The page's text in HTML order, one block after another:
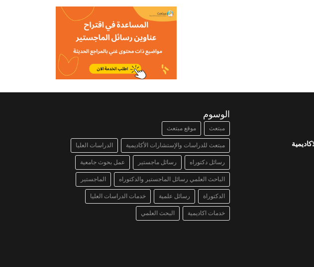
الوسوم
مبتعث موقع مبتعث
مبتعث للدراسات والإستشارات الأكاديمية الدراسات العليا
رسائل دكتوراه رسائل ماجستير عمل بحوث جامعية
الباحث العلمي رسائل الماجستير والدكتوراه الماجستير
الدكتوراة رسائل علمية خدمات الدراسات العليا
خدمات اكاديمية البحث العلمي